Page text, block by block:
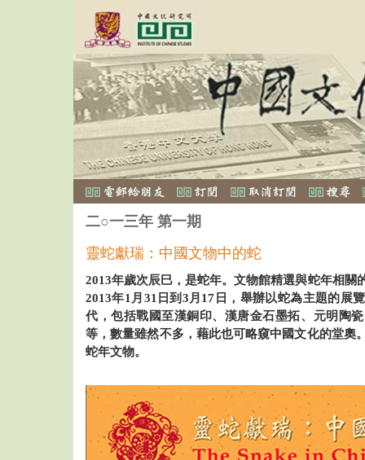
二○一三年 第一期
靈蛇獻瑞：中國文物中的蛇
2013年歲次辰巳，是蛇年。文物館精選與蛇年相關
2013年1月31日到3月17日，舉辦以蛇為主題的展
代，包括戰國至漢銅印、漢唐金石墨拓、元明陶
等，數量雖然不多，藉此也可略窺中國文化的堂奧
蛇年文物。